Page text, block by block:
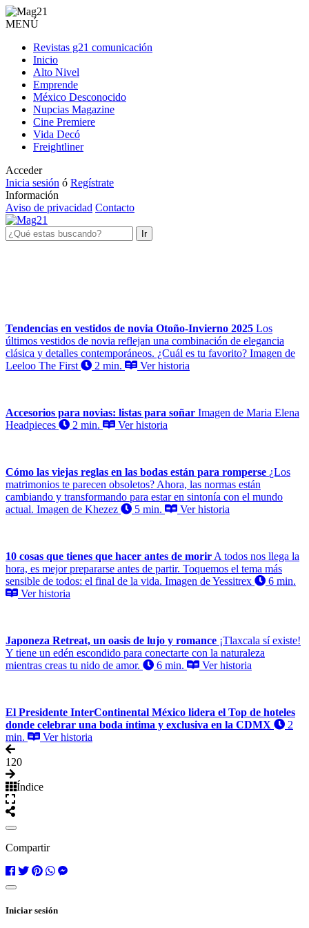
MENÚ
Revistas g21 comunicación
Inicio
Alto Nivel
Emprende
México Desconocido
Nupcias Magazine
Cine Premiere
Vida Decó
Freightliner
Acceder
Inicia sesión ó Regístrate
Información
Aviso de privacidad Contacto
Ir
Tendencias en vestidos de novia Otoño-Invierno 2025 Los
últimos vestidos de novia reflejan una combinación de elegancia
clásica y detalles contemporáneos. ¿Cuál es tu favorito? Imagen de
Leeloo The First
2 min. Ver historia
Accesorios para novias: listas para soñar Imagen de Maria Elena
Headpieces
2 min. Ver historia
Cómo las viejas reglas en las bodas están para romperse ¿Los
matrimonios te parecen obsoletos? Ahora, las normas están
cambiando y transformando para estar en sintonía con el mundo
actual. Imagen de Khezez
5 min. Ver historia
10 cosas que tienes que hacer antes de morir A todos nos llega la
hora, es mejor prepararse antes de partir. Toquemos el tema más
sensible de todos: el final de la vida. Imagen de Yessitrex
6 min.
Ver historia
Japoneza Retreat, un oasis de lujo y romance ¡Tlaxcala sí existe!
Y tiene un edén escondido para conectarte con la naturaleza
mientras creas tu nido de amor.
6 min. Ver historia
El Presidente InterContinental México lidera el Top de hoteles
donde celebrar una boda íntima y exclusiva en la CDMX
2
min.
Ver historia
1 20
Índice
Compartir
Iniciar sesión